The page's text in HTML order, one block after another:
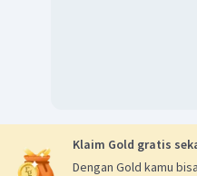
Klaim Gold gratis
Dengan Gold kamu